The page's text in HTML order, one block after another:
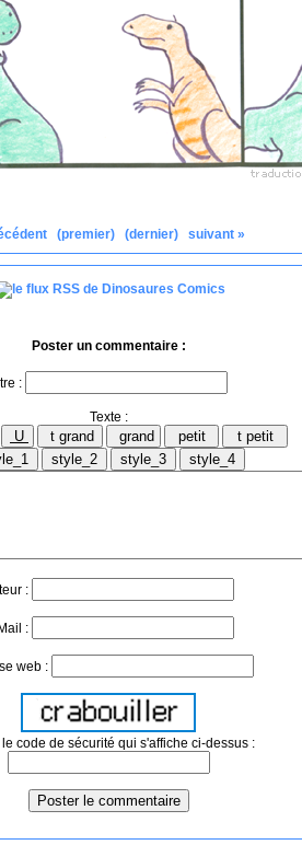
(premier) (dernier) suivant »
Poster un commentaire :
:
Texte :
:
:
web :
code de sécurité qui s'affiche ci-dessus :